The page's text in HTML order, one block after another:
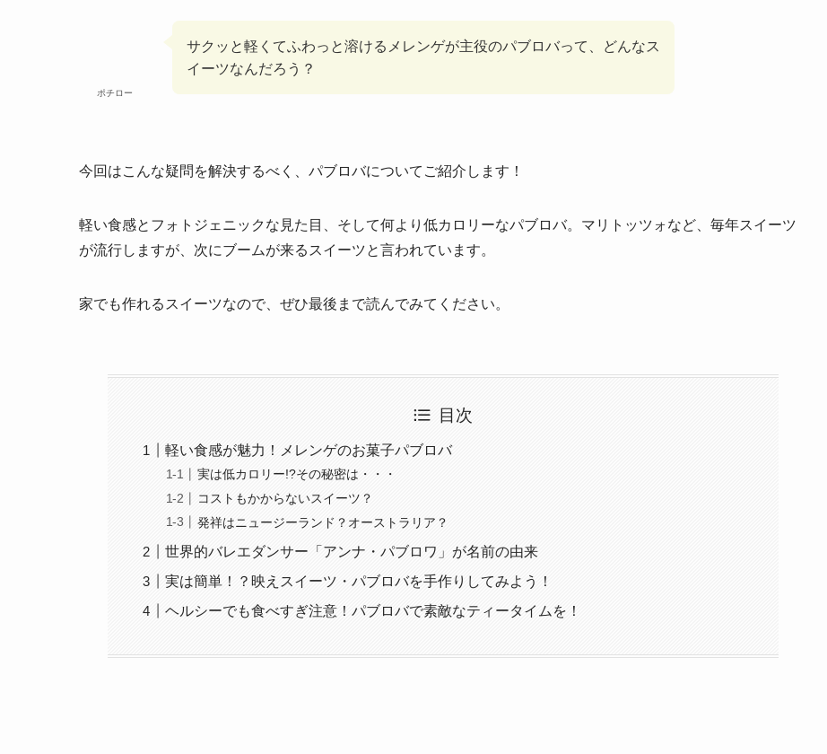
ポチロー
サクッと軽くてふわっと溶けるメレンゲが主役のパブロバって、どんなス
イーツなんだろう？
今回はこんな疑問を解決するべく、パブロバについてご紹介します！
軽い食感とフォトジェニックな見た目、そして何より低カロリーなパブロバ。マリトッツォなど、毎年スイーツ
が流行しますが、次にブームが来るスイーツと言われています。
家でも作れるスイーツなので、ぜひ最後まで読んでみてください。
目次
軽い食感が魅力！メレンゲのお菓子パブロバ
実は低カロリー!?その秘密は・・・
コストもかからないスイーツ？
発祥はニュージーランド？オーストラリア？
世界的バレエダンサー「アンナ・パブロワ」が名前の由来
実は簡単！？映えスイーツ・パブロバを手作りしてみよう！
ヘルシーでも食べすぎ注意！パブロバで素敵なティータイムを！